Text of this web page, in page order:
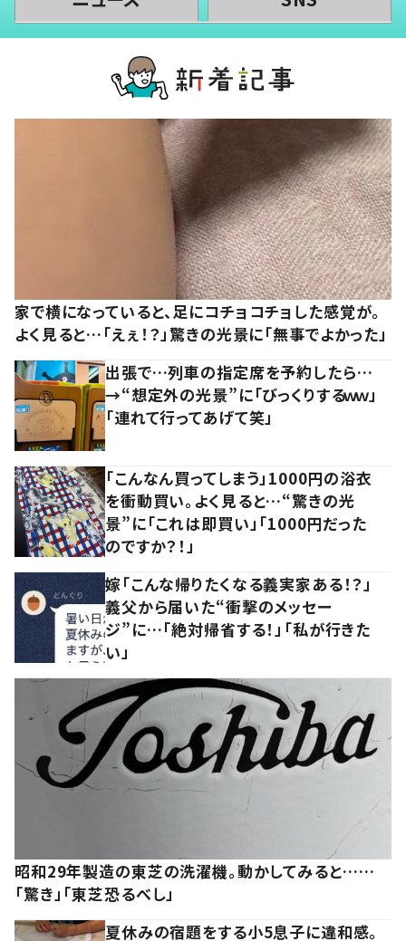
家で横になっていると、足にコチョコチョした感覚が。
よく見ると…「えぇ！？」驚きの光景に「無事でよかった」
出張で…列車の指定席を予約したら…
→“想定外の光景”に「びっくりするｗｗ」
「連れて行ってあげて笑」
「こんなん買ってしまう」1000円の浴衣
を衝動買い。よく見ると…“驚きの光
景”に「これは即買い」「1000円だった
のですか？！」
嫁「こんな帰りたくなる義実家ある！？」
義父から届いた“衝撃のメッセー
ジ”に…「絶対帰省する！」「私が行きた
い」
昭和29年製造の東芝の洗濯機。動かしてみると……
「驚き」「東芝恐るべし」
夏休みの宿題をする小5息子に違和感。